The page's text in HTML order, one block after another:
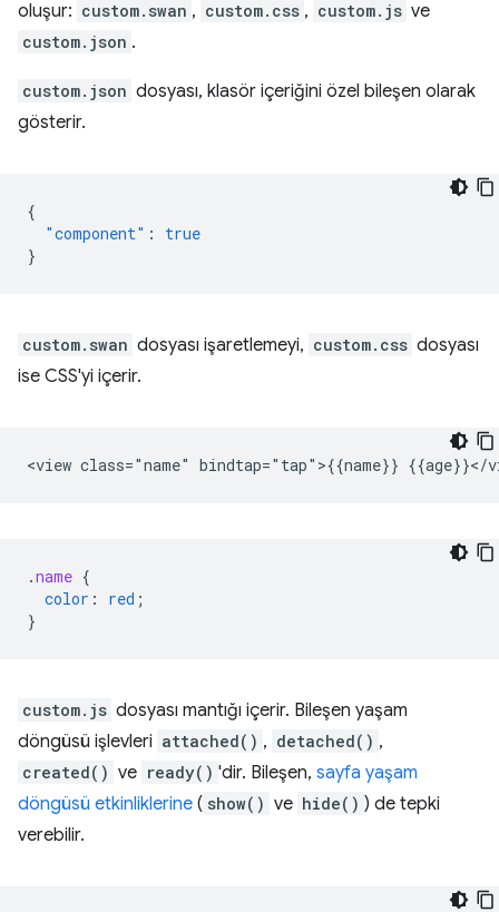
oluşur: custom.swan , custom.css , custom.js ve
custom.json .
custom.json dosyası, klasör içeriğini özel bileşen olarak
gösterir.
{
"component" :
true
}
custom.swan dosyası işaretlemeyi, custom.css dosyası
ise CSS'yi içerir.
.name {
color : red ;
}
custom.js dosyası mantığı içerir. Bileşen yaşam
döngüsü işlevleri attached() , detached() ,
created() ve ready() 'dir. Bileşen, sayfa yaşam
döngüsü etkinliklerine ( show() ve hide() ) de tepki
verebilir.